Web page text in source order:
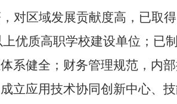
对区域发展贡献度高，已取
优质高职学校建设单位；已
系健全；财务管理规范，内
立应用技术协同创新中心、